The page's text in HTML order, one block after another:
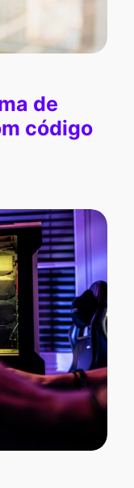
de
código